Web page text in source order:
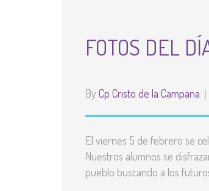
FOTOS DEL
By Cp Cristo de la Campana
El viernes 5 de febrero se
Nuestros alumnos se
pueblo buscando a los